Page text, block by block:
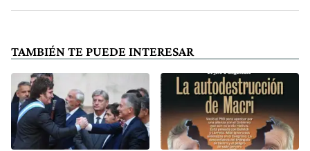
TAMBIÉN TE PUEDE INTERESAR